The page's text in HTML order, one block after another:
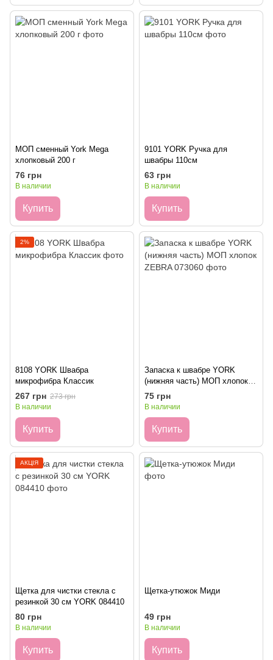
МОП сменный York Mega
хлопковый 200 г
76 грн
В наличии
Купить
9101 YORK Ручка для
швабры 110см
63 грн
В наличии
Купить
2%
8108 YORK Швабра
микрофибра Классик
267 грн 273 грн
В наличии
Купить
Запаска к швабре YORK
(нижняя часть) МОП хлопок
ZEBRA 073060
75 грн
В наличии
Купить
АКЦІЯ
Щетка для чистки стекла с
резинкой 30 см YORK 084410
80 грн
В наличии
Купить
Щетка-утюжок Миди
49 грн
В наличии
Купить